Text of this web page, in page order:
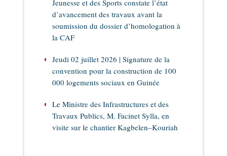
Jeunesse et des Sports constate l’état
d’avancement des travaux avant la
soumission du dossier d’homologation à
la CAF
Jeudi 02 juillet 2026 | Signature de la
convention pour la construction de 100
000 logements sociaux en Guinée
Le Ministre des Infrastructures et des
Travaux Publics, M. Facinet Sylla, en
visite sur le chantier Kagbelen–Kouriah